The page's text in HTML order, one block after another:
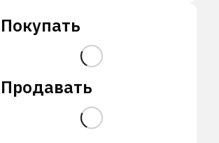
Покупать
Продавать